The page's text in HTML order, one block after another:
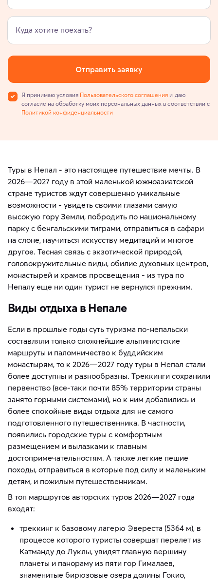
Куда хотите поехать?
Отправить заявку
Я принимаю условия Пользовательского соглашения и даю
согласие на обработку моих персональных данных в соответствии с
Политикой конфиденциальности
Туры в Непал - это настоящее путешествие мечты. В
2026—2027 году в этой маленькой южноазиатской
стране туристов ждут совершенно уникальные
возможности - увидеть своими глазами самую
высокую гору Земли, побродить по национальному
парку с бенгальскими тиграми, отправиться в сафари
на слоне, научиться искусству медитаций и многое
другое. Тесная связь с экзотической природой,
головокружительные виды, обилие духовных центров,
монастырей и храмов просвещения - из тура по
Непалу еще ни один турист не вернулся прежним.
Виды отдыха в Непале
Если в прошлые годы суть туризма по-непальски
составляли только сложнейшие альпинистские
маршруты и паломничество к буддийским
монастырям, то к 2026—2027 году туры в Непал стали
более доступны и разнообразны. Треккинги сохранили
первенство (все-таки почти 85% территории страны
занято горными системами), но к ним добавились и
более спокойные виды отдыха для не самого
подготовленного путешественника. В частности,
появились городские туры с комфортным
размещением и вылазками к главным
достопримечательностям. А также легкие пешие
походы, отправиться в которые под силу и маленьким
детям, и пожилым путешественникам.
В топ маршрутов авторских туров 2026—2027 года
входят:
треккинг к базовому лагерю Эвереста (5364 м), в
процессе которого туристы совершат перелет из
Катманду до Луклы, увидят главную вершину
планеты и панораму из пяти гор Гималаев,
знаменитые бирюзовые озера долины Гокио,